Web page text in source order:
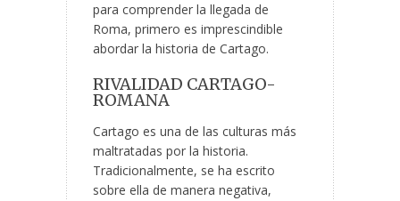
para comprender la llegada de
Roma, primero es imprescindible
abordar la historia de Cartago.
RIVALIDAD CARTAGO-
ROMANA
Cartago es una de las culturas más
maltratadas por la historia.
Tradicionalmente, se ha escrito
sobre ella de manera negativa,